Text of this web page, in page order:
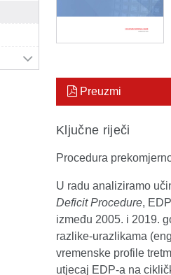
Preuzmi
Ključne riječi
Procedura
U radu analiziramo
Deficit Procedure,
između 2005. i 2019.
razlike-urazlikama
vremenske profile
utjecaj EDP-a na